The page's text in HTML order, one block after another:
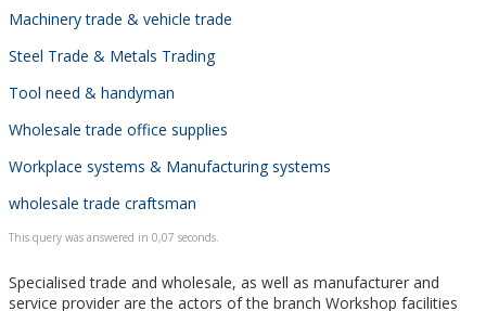
Machinery trade & vehicle trade
Steel Trade & Metals Trading
Tool need & handyman
Wholesale trade office supplies
Workplace systems & Manufacturing systems
wholesale trade craftsman
This query was answered in 0,07 seconds.
Specialised trade and wholesale, as well as manufacturer and
service provider are the actors of the branch Workshop facilities